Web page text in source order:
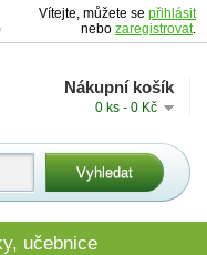
Vítejte, můžete se přihlásit
nebo zaregistrovat.
Nákupní košík
0 ks - 0 Kč
učebnice